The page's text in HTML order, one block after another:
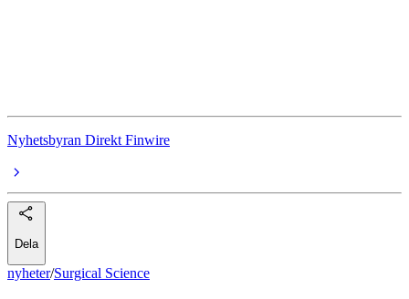
Nyhetsbyran Direkt Finwire
Dela
nyheter/Surgical Science